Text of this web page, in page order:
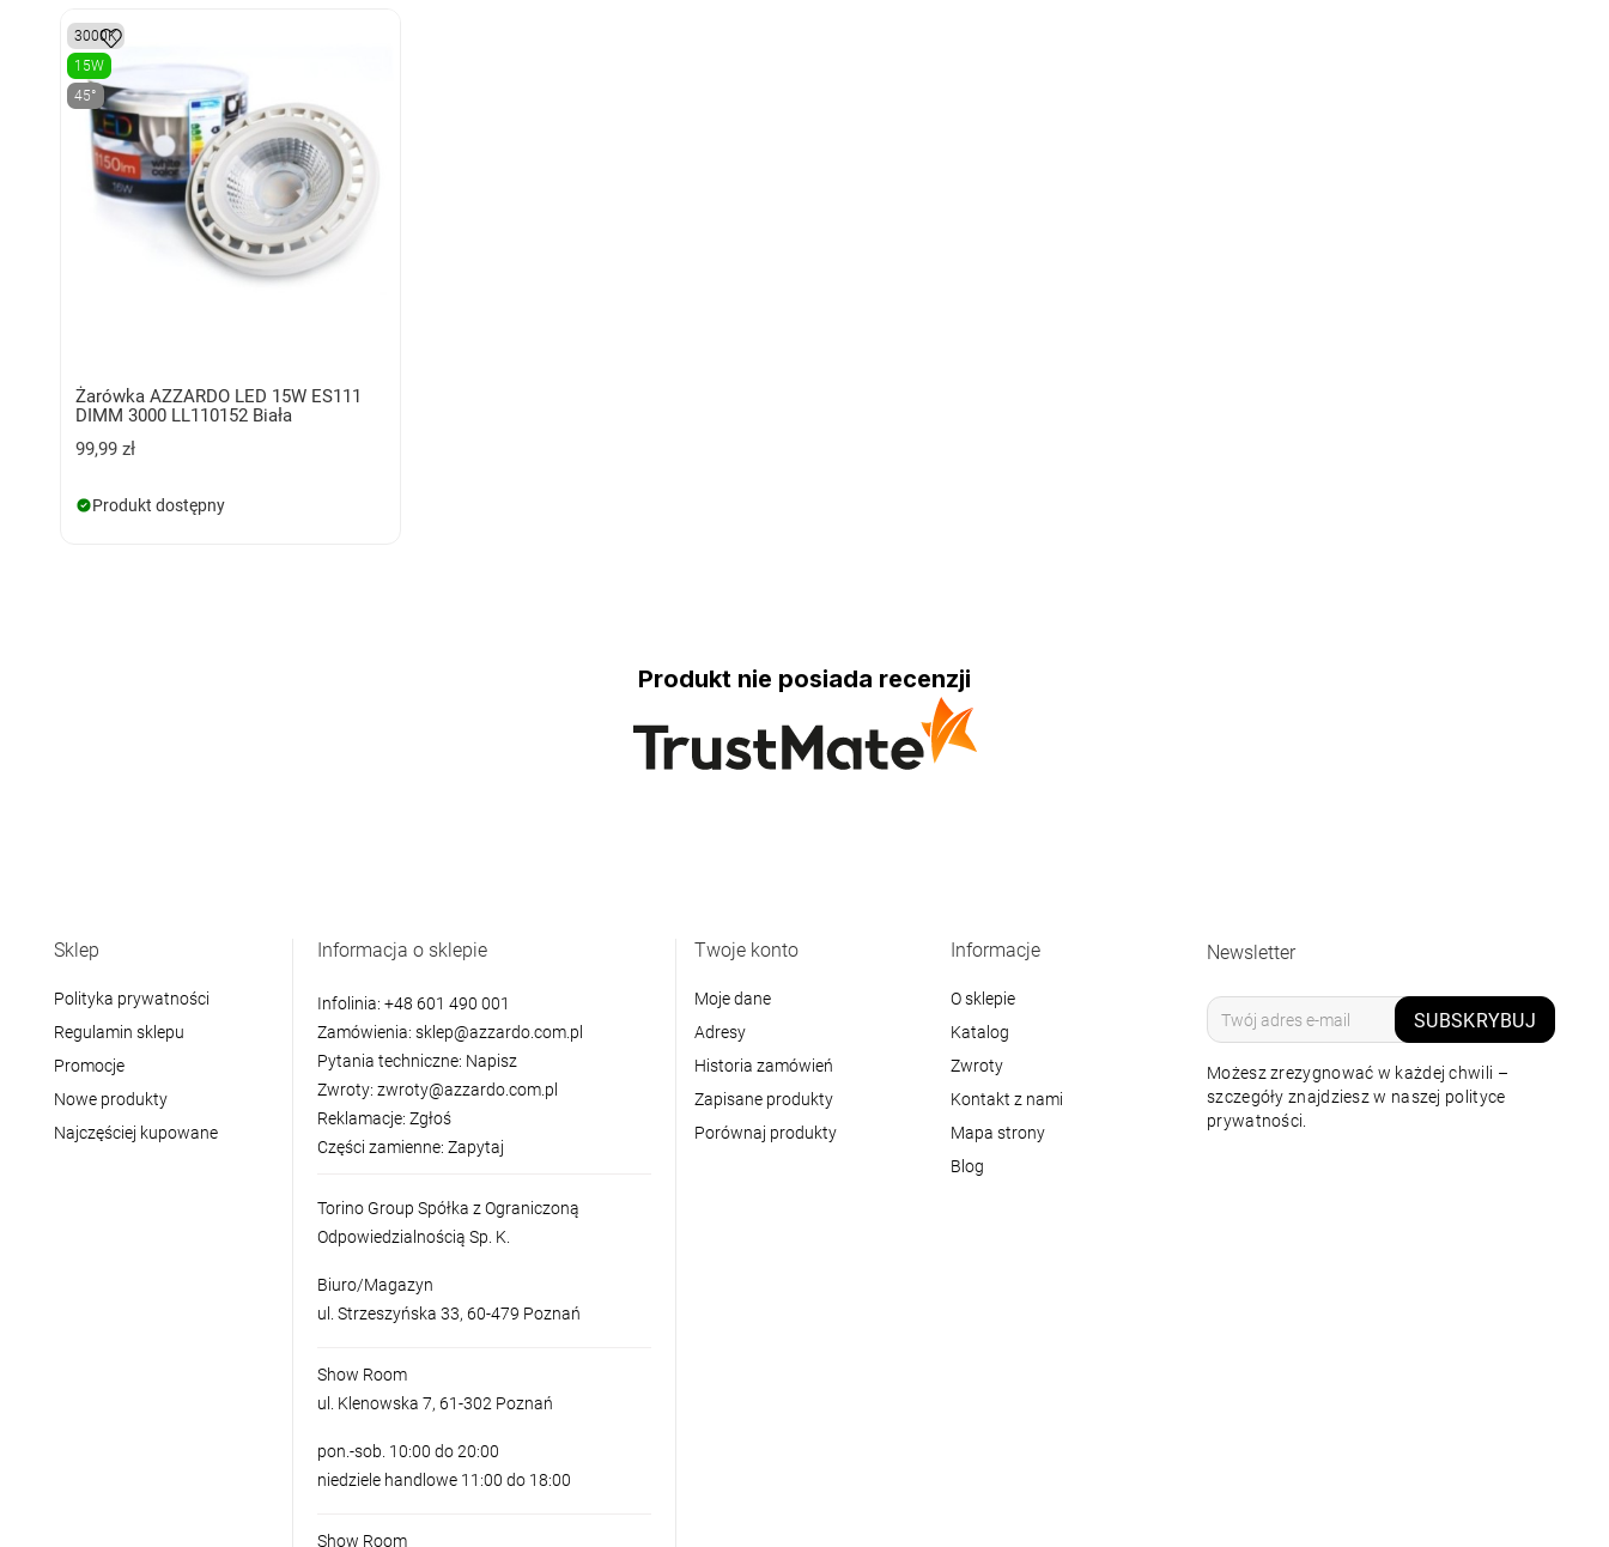
3000K
15W
45°
Żarówka AZZARDO LED 15W ES111
DIMM 3000 LL110152 Biała
99,99 zł
Produkt dostępny
Produkt nie posiada recenzji
Sklep
Polityka prywatności
Regulamin sklepu
Promocje
Nowe produkty
Najczęściej kupowane
Informacja o sklepie
Infolinia: +48 601 490 001
Zamówienia: sklep@azzardo.com.pl
Pytania techniczne: Napisz
Zwroty: zwroty@azzardo.com.pl
Reklamacje: Zgłoś
Części zamienne: Zapytaj
Torino Group Spółka z Ograniczoną
Odpowiedzialnością Sp. K.
Biuro/Magazyn
ul. Strzeszyńska 33, 60-479 Poznań
Show Room
ul. Klenowska 7, 61-302 Poznań
pon.-sob. 10:00 do 20:00
niedziele handlowe 11:00 do 18:00
Show Room
Twoje konto
Moje dane
Adresy
Historia zamówień
Zapisane produkty
Porównaj produkty
Informacje
O sklepie
Katalog
Zwroty
Kontakt z nami
Mapa strony
Blog
Newsletter
SUBSKRYBUJ
Możesz zrezygnować w każdej chwili –
szczegóły znajdziesz w naszej polityce
prywatności.